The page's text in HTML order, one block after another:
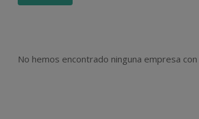
No hemos encontrado ninguna empresa